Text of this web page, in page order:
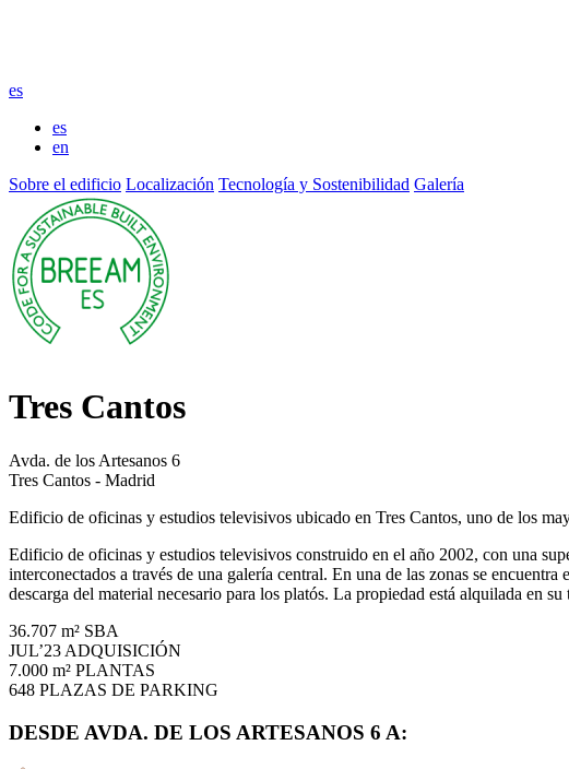
es
es
en
Sobre el edificio Localización Tecnología y Sostenibilidad Galería
Tres Cantos
Avda. de los Artesanos 6
Tres Cantos - Madrid
Edificio de oficinas y estudios televisivos ubicado en Tres Cantos, uno de los
Edificio de oficinas y estudios televisivos construido en el año 2002, con una
interconectados a través de una galería central. En una de las zonas se
descarga del material necesario para los platós. La propiedad está alquilada en
36.707 m² SBA
JUL’23 ADQUISICIÓN
7.000 m² PLANTAS
648 PLAZAS DE PARKING
DESDE AVDA. DE LOS ARTESANOS 6 A: